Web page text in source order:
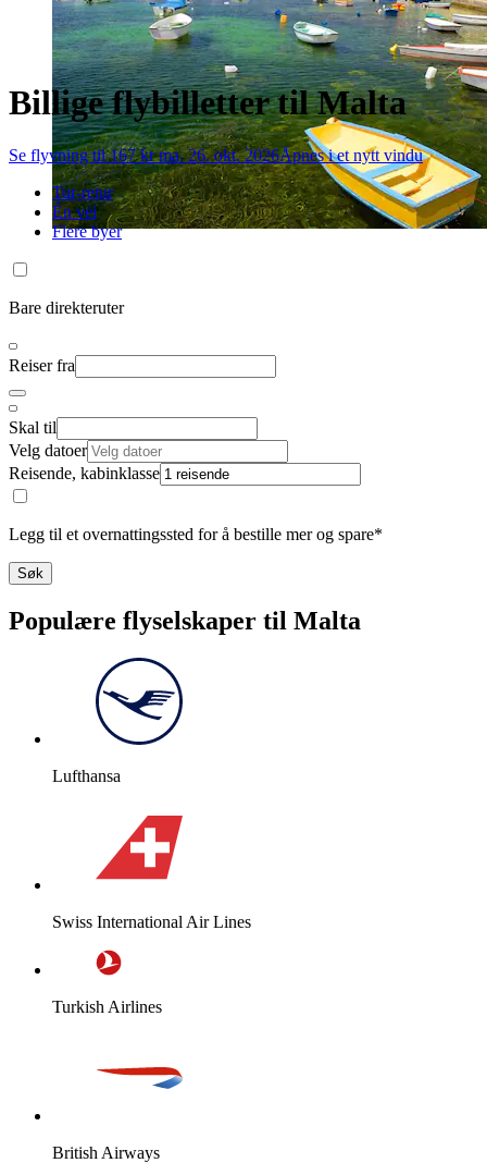
Billige flybilletter til Malta
Se flyvning til 167 kr ma. 26. okt. 2026Åpnes i et nytt vindu
Tur-retur
Én vei
Flere byer
Bare direkteruter
Reiser fra
Skal til
Velg datoer
Reisende, kabinklasse
Legg til et overnattingssted for å bestille mer og spare*
Søk
Populære flyselskaper til Malta
Lufthansa
Swiss International Air Lines
Turkish Airlines
British Airways